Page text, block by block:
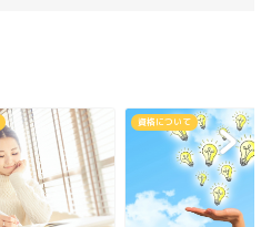
資格について